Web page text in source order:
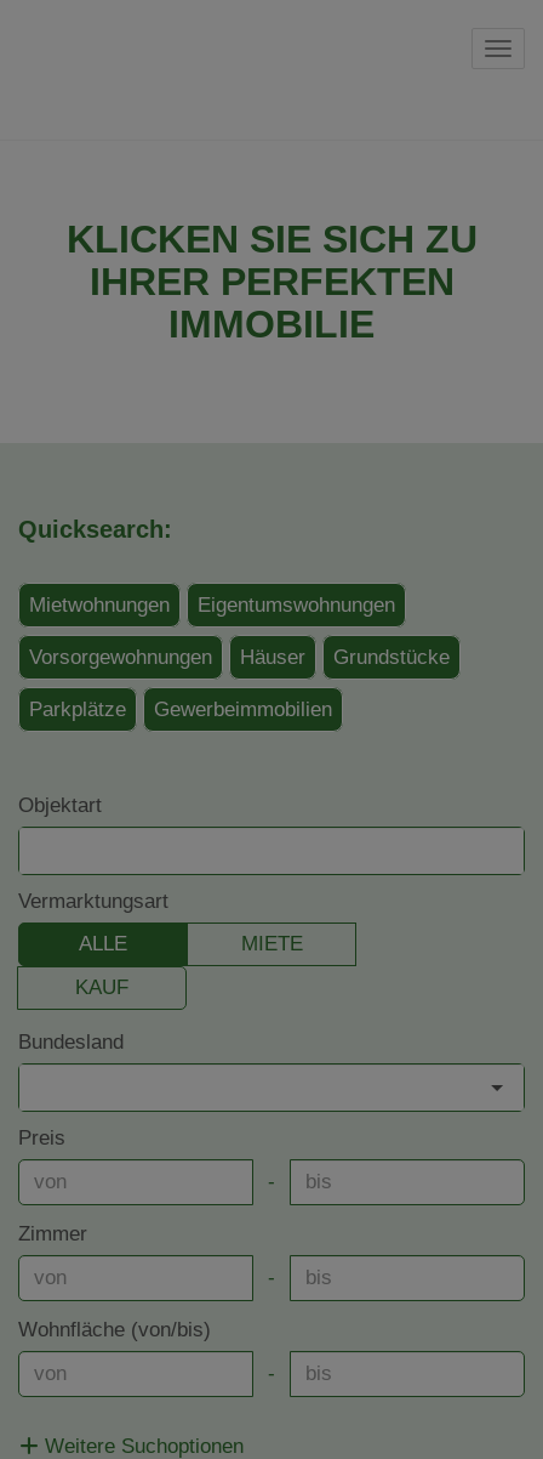
KLICKEN SIE SICH ZU
IHRER PERFEKTEN
IMMOBILIE
Quicksearch:
Mietwohnungen Eigentumswohnungen
Vorsorgewohnungen Häuser Grundstücke
Parkplätze Gewerbeimmobilien
Objektart
Vermarktungsart
ALLE
MIETE
KAUF
Bundesland
Preis
-
Zimmer
-
Wohnfläche (von/bis)
-
Weitere Suchoptionen